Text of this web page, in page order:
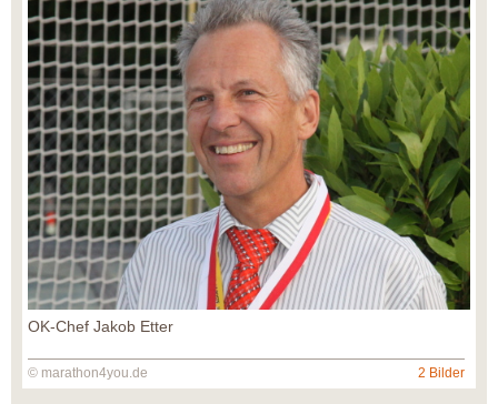
OK-Chef Jakob Etter
© marathon4you.de 2 Bilder